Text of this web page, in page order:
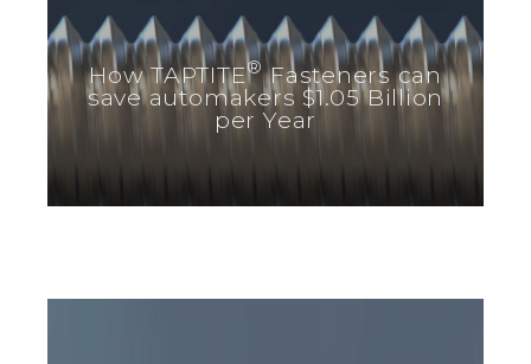
How TAPTITE®Fasteners can
save automakers $1.05 Billion
per Year